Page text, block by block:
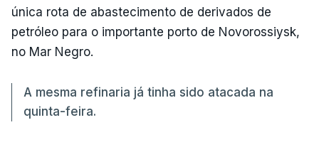
única rota de abastecimento de derivados de
petróleo para o importante porto de Novorossiysk,
no Mar Negro.
A mesma refinaria já tinha sido atacada na
quinta-feira.